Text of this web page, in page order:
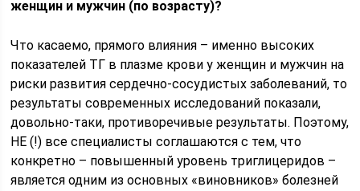
женщин и мужчин (по возрасту)?
Что касаемо, прямого влияния – именно высоких
показателей ТГ в плазме крови у женщин и мужчин на
риски развития сердечно-сосудистых заболеваний, то
результаты современных исследований показали,
довольно-таки, противоречивые результаты. Поэтому,
НЕ (!) все специалисты соглашаются с тем, что
конкретно – повышенный уровень триглицеридов –
является одним из основных «виновников» болезней